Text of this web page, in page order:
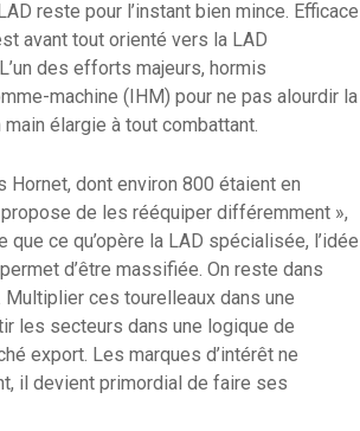
reste pour l’instant bien mince. Efficace
avant tout orienté vers la LAD
des efforts majeurs, hormis
machine (IHM) pour ne pas alourdir la
élargie à tout combattant.
Hornet, dont environ 800 étaient en
de les rééquiper différemment »,
ce qu’opère la LAD spécialisée, l’idée
d’être massifiée. On reste dans
ces tourelleaux dans une
les secteurs dans une logique de
export. Les marques d’intérêt ne
il devient primordial de faire ses